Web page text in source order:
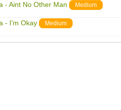
- Aint No Other Man Medium
- I'm Okay Medium